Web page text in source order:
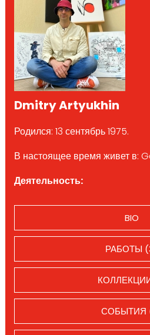
Dmitry Artyukhin
Родился: 13 сентябрь 1975.
В настоящее время живет в:
Деятельность:
BIO
РАБОТЫ
СОБЫТИЯ